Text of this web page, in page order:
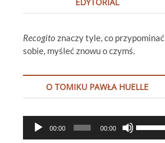
Recogito znaczy tyle, co przypominać
sobie, myśleć znowu o czymś.
O TOMIKU PAWŁA HUELLE
Odtwarzacz
plików
00:00 00:00